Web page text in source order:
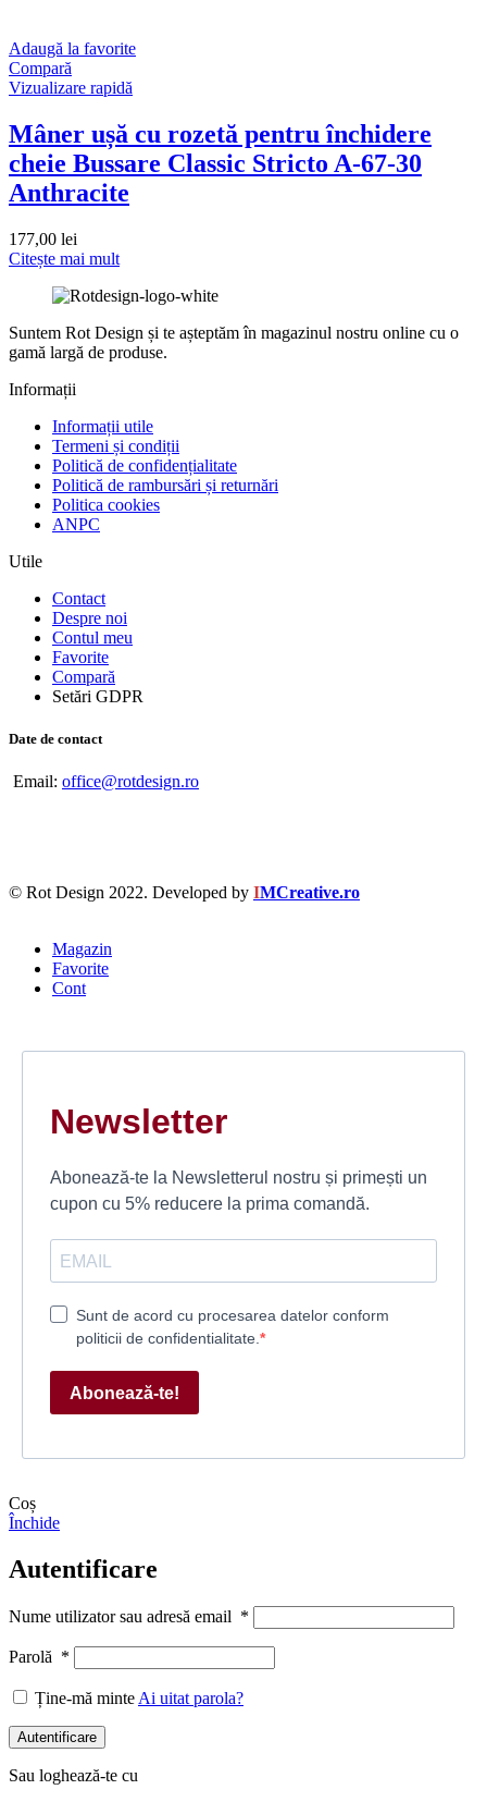
Adaugă la favorite
Compară
Vizualizare rapidă
Mâner ușă cu rozetă pentru închidere
cheie Bussare Classic Stricto A-67-30
Anthracite
177,00 lei
Citește mai mult
Suntem Rot Design și te așteptăm în magazinul nostru online cu o
gamă largă de produse.
Informații
Informații utile
Termeni și condiții
Politică de confidențialitate
Politică de rambursări și returnări
Politica cookies
ANPC
Utile
Contact
Despre noi
Contul meu
Favorite
Compară
Setări GDPR
Date de contact
Email: office@rotdesign.ro
© Rot Design 2022. Developed by IMCreative.ro
Magazin
Favorite
Cont
Newsletter
Abonează-te la Newsletterul nostru și primești un
cupon cu 5% reducere la prima comandă.
Sunt de acord cu procesarea datelor conform
politicii de confidentialitate.
Abonează-te!
Coș
Închide
Autentificare
Nume utilizator sau adresă email *
Parolă *
Ține-mă minte Ai uitat parola?
Autentificare
Sau loghează-te cu